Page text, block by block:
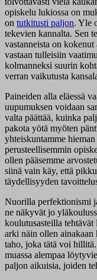
opiskelu lukiossa on
on tutkitusti paljon. Yle
tekevien kannalta. Sen
vastanneista on kokenut
vastaan tulleisiin
kolmanneksi suurin
verran vaikutusta
Paineiden alla eläessä
uupumuksen voidaan
valta päättää, kuinka
pakota yötä myöten
yhteiskuntamme
perusteellisemmin
ollen pääsemme
siinä vain käy, että
täydellisyyden
Nuorilla perfektionismi
ne näkyvät jo
koulutusasteilla
arki näin ollen
taho, joka tätä voi
muassa alempaa
paljon aikuisia, joiden